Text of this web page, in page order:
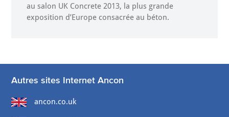
au salon UK Concrete 2013, la plus grande
exposition d’Europe consacrée au béton.
Autres sites Internet Ancon
ancon.co.uk